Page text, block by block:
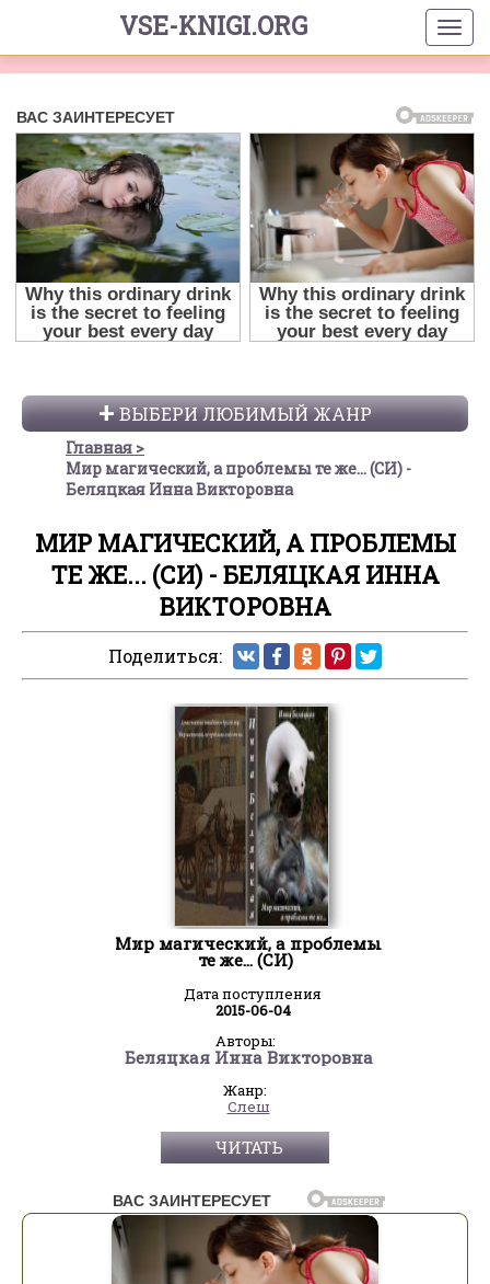
VSE-KNIGI.ORG
ВЫБЕРИ ЛЮБИМЫЙ ЖАНР
Главная
Мир магический, а проблемы те же... (СИ) -
Беляцкая Инна Викторовна
МИР МАГИЧЕСКИЙ, А ПРОБЛЕМЫ
ТЕ ЖЕ... (СИ) - БЕЛЯЦКАЯ ИННА
ВИКТОРОВНА
Поделиться:
Мир магический, а проблемы
те же... (СИ)
Дата поступления
2015-06-04
Авторы:
Беляцкая Инна Викторовна
Жанр:
Слеш
ЧИТАТЬ